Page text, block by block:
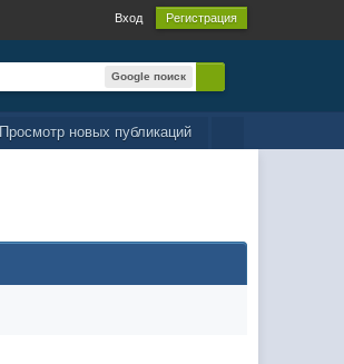
Вход Регистрация
Google поиск
Просмотр новых публикаций